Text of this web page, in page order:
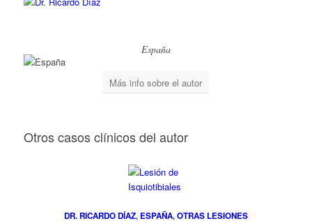
España
Más info sobre el autor
Otros casos clínicos del autor
DR. RICARDO DÍAZ, ESPAÑA,OTRAS LESIONES